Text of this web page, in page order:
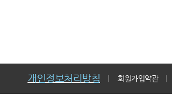
개인정보처리방침 회원가입약관